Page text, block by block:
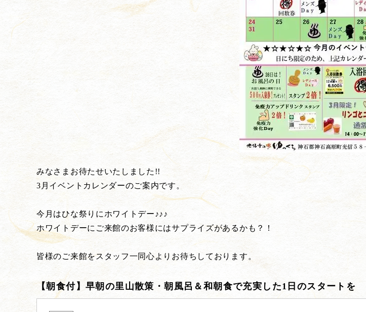
みなさまお待たせいたしました!!
3月イベントカレンダーのご案内です。
今月はひな祭りにホワイトデー♪♪♪
ホワイトデーにご来館のお客様にはサプライズがあるかも？！
皆様のご来館をスタッフ一同心よりお待ちしております。
【朝食付】早朝の里山散策・朝風呂＆和朝食で充実した1日のスタートを